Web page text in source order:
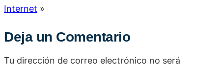
Internet »
Deja un Comentario
Tu dirección de correo electrónico no será